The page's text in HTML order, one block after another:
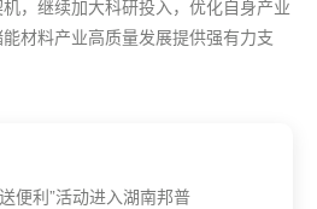
，继续加大科研投入，优化自身产业
材料产业高质量发展提供强有力支
便利”活动进入湖南邦普